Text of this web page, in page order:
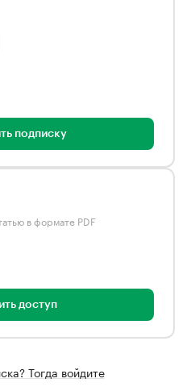
подписку
в формате PDF
доступ
Тогда войдите